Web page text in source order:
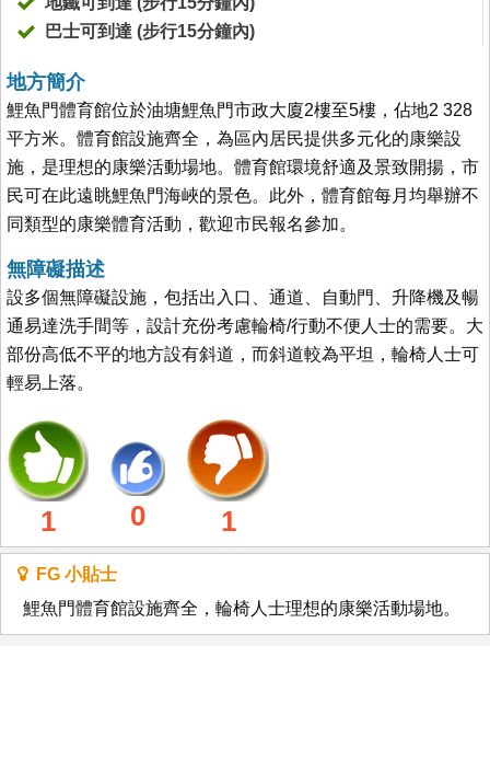
巴士可到達 (步行15分鐘內)
地方簡介
鯉魚門體育館位於油塘鯉魚門市政大廈2樓至5樓，佔地2 328
平方米。體育館設施齊全，為區內居民提供多元化的康樂設
施，是理想的康樂活動場地。體育館環境舒適及景致開揚，市
民可在此遠眺鯉魚門海峽的景色。此外，體育館每月均舉辦不
同類型的康樂體育活動，歡迎市民報名參加。
無障礙描述
設多個無障礙設施，包括出入口、通道、自動門、升降機及暢
通易達洗手間等，設計充份考慮輪椅/行動不便人士的需要。大
部份高低不平的地方設有斜道，而斜道較為平坦，輪椅人士可
輕易上落。
1 0 1
FG 小貼士
鯉魚門體育館設施齊全，輪椅人士理想的康樂活動場地。